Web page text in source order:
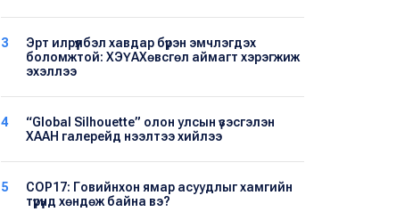
3
Эрт илрүүлбэл хавдар бүрэн эмчлэгдэх
боломжтой: ХЭҮА​Хөвсгөл аймагт хэрэгжиж
эхэллээ
4
“Global Silhouette” олон улсын үзэсгэлэн
ХААН галерейд нээлтээ хийлээ
5
COP17: Говийнхон ямар асуудлыг хамгийн
түрүүнд хөндөж байна вэ?